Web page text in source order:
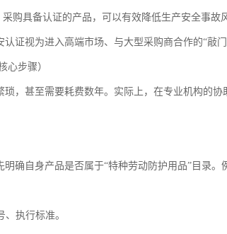
采购具备认证的产品，可以有效降低生产安全事
证视为进入高端市场、与大型采购商合作的“敲
心步骤）
，甚至需要耗费数年。实际上，在专业机构的
确自身产品是否属于“特种劳动防护用品”目录
、执行标准。